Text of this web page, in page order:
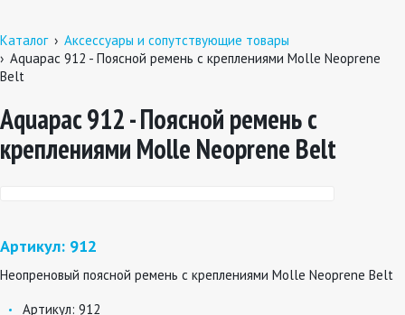
Каталог
Аксессуары и сопутствующие товары
Aquapac 912 - Поясной ремень с креплениями Molle Neoprene
Belt
Aquapac 912 - Поясной ремень с
креплениями Molle Neoprene Belt
Артикул: 912
Неопреновый поясной ремень с креплениями Molle Neoprene Belt
Артикул: 912